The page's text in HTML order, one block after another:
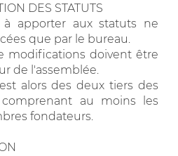
DES STATUTS
apporter aux statuts ne
que par le bureau.
modifications doivent être
de l'assemblée.
alors des deux tiers des
au moins les
fondateurs.